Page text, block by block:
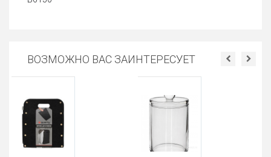
ВОЗМОЖНО ВАС ЗАИНТЕРЕСУЕТ